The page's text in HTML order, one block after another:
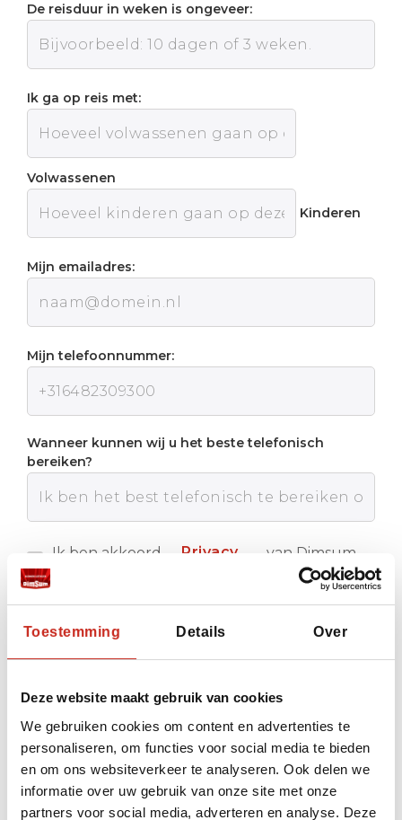
Toestemming Details Over
Deze website maakt gebruik van cookies
We gebruiken cookies om content en advertenties te
personaliseren, om functies voor social media te bieden
en om ons websiteverkeer te analyseren. Ook delen we
informatie over uw gebruik van onze site met onze
partners voor social media, adverteren en analyse. Deze
De reisduur in weken is ongeveer:
Ik ga op reis met:
Volwassenen
Kinderen
Mijn emailadres:
Mijn telefoonnummer:
Wanneer kunnen wij u het beste telefonisch
bereiken?
Ik ben akkoord
Privacy
van Dimsum
Reizen
Verstuur